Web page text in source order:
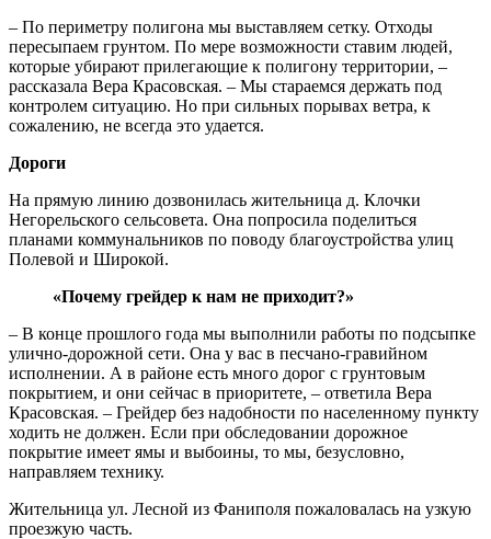
– По периметру полигона мы выставляем сетку. Отходы
пересыпаем грунтом. По мере возможности ставим людей,
которые убирают прилегающие к полигону территории, –
рассказала Вера Красовская. – Мы стараемся держать под
контролем ситуацию. Но при сильных порывах ветра, к
сожалению, не всегда это удается.
Дороги
На прямую линию дозвонилась жительница д. Клочки
Негорельского сельсовета. Она попросила поделиться
планами коммунальников по поводу благоустройства улиц
Полевой и Широкой.
«Почему грейдер к нам не приходит?»
– В конце прошлого года мы выполнили работы по подсыпке
улично-дорожной сети. Она у вас в песчано-гравийном
исполнении. А в районе есть много дорог с грунтовым
покрытием, и они сейчас в приоритете, – ответила Вера
Красовская. – Грейдер без надобности по населенному пункту
ходить не должен. Если при обследовании дорожное
покрытие имеет ямы и выбоины, то мы, безусловно,
направляем технику.
Жительница ул. Лесной из Фаниполя пожаловалась на узкую
проезжую часть.